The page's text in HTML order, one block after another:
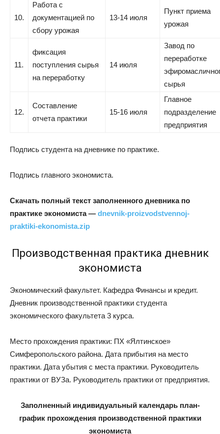
10.
Работа с
документацией по
сбору урожая
13-14 июля
Пункт приема
урожая
11.
фиксация
поступления сырья
на переработку
14 июля
Завод по
переработке
сырья
12.
Составление
отчета практики
15-16 июля
Главное
подразделение
предприятия
Подпись студента на дневнике по практике.
Подпись главного экономиста.
Скачать полный текст заполненного дневника по
практике экономиста — dnevnik-proizvodstvennoj-
praktiki-ekonomista.zip
Производственная практика дневник
экономиста
Экономический факультет. Кафедра Финансы и кредит.
Дневник производственной практики студента
экономического факультета 3 курса.
Место прохождения практики: ПХ «Ялтинское»
Симферопольского района. Дата прибытия на место
практики. Дата убытия с места практики. Руководитель
практики от ВУЗа. Руководитель практики от предприятия.
Заполненный индивидуальный календарь план-
график прохождения производственной практики
экономиста